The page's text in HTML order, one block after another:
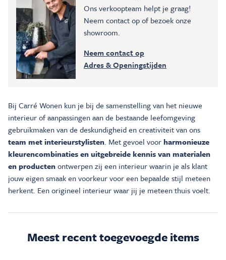
Ons verkoopteam helpt je graag!
Neem contact op of bezoek onze
showroom.
Neem contact op
Adres & Openingstijden
Bij Carré Wonen kun je bij de samenstelling van het nieuwe
interieur of aanpassingen aan de bestaande leefomgeving
gebruikmaken van de deskundigheid en creativiteit van ons
team met interieurstylisten. Met gevoel voorharmonieuze
kleurencombinaties en uitgebreide kennis van materialen
en productenontwerpen zij een interieur waarin je als klant
jouw eigen smaak en voorkeur voor een bepaalde stijl meteen
herkent. Een origineel interieur waar jij je meteen thuis voelt.
Meest recent toegevoegde items